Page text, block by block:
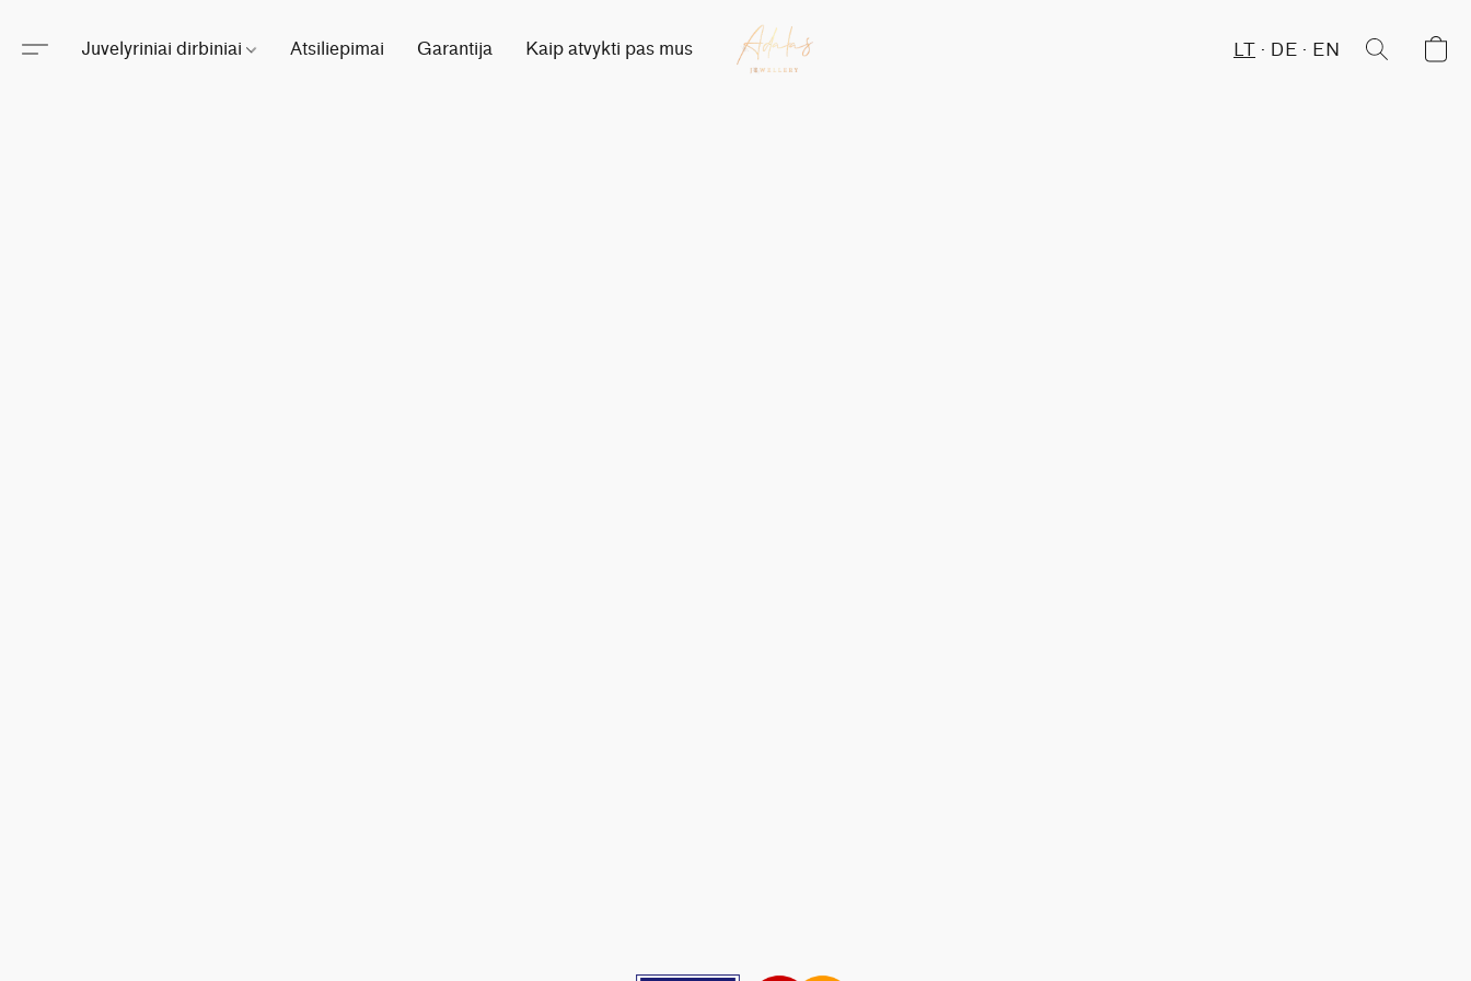
Juvelyriniai dirbiniai Atsiliepimai Garantija Kaip atvykti pas mus LT DE EN